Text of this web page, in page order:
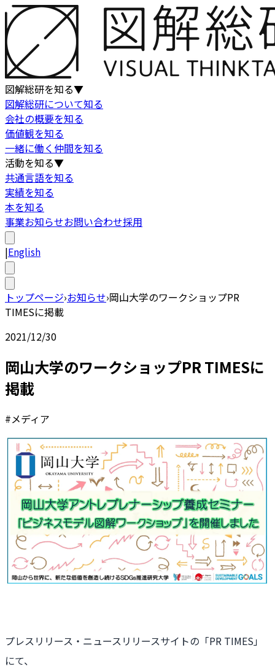
図解総研を知る▼
図解総研について知る
会社の概要を知る
価値観を知る
一緒に働く仲間を知る
活動を知る▼
共通言語を知る
実績を知る
本を知る
事業お知らせお問い合わせ採用
|English
トップページ›お知らせ›岡山大学のワークショップPR
TIMESに掲載
2021/12/30
岡山大学のワークショップPR TIMESに
掲載
#メディア
プレスリリース・ニュースリリースサイトの「PR TIMES」
にて、